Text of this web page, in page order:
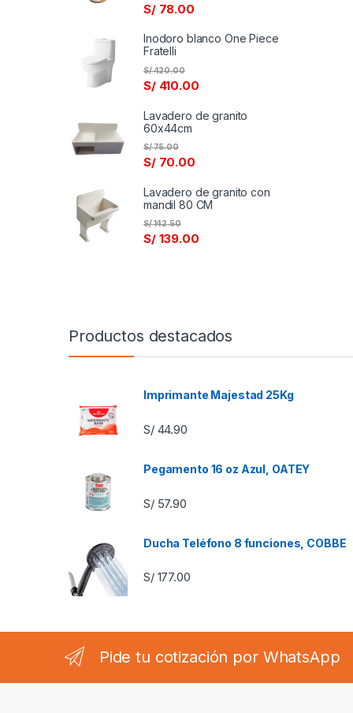
S/78.00
Inodoro blanco One Piece
Fratelli
S/410.00
S/420.00
Lavadero de granito
60x44cm
S/70.00
S/75.00
Lavadero de granito con
mandil 80 CM
S/139.00
S/142.50
Productos destacados
Imprimante Majestad 25Kg
S/44.90
Pegamento 16 oz Azul, OATEY
S/57.90
Ducha Teléfono 8 funciones, COBBE
S/177.00
Pide tu cotización por WhatsApp